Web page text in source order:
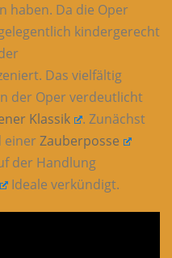
haben. Da die Oper
kindergerecht
Das vielfältig
der Oper verdeutlicht
Klassik
. Zunächst
einerZauberposse
der Handlung
Ideale verkündigt.